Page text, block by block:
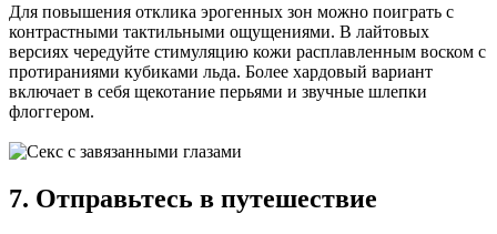
Для повышения отклика эрогенных зон можно поиграть с
контрастными тактильными ощущениями. В лайтовых
версиях чередуйте стимуляцию кожи расплавленным воском с
протираниями кубиками льда. Более хардовый вариант
включает в себя щекотание перьями и звучные шлепки
флоггером.
7. Отправьтесь в путешествие